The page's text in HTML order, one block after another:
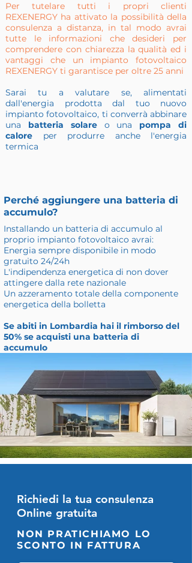
Per tutelare tutti i propri clienti
REXENERGY ha attivato la possibilità della
consulenza a distanza, in tal modo avrai
tutte le informazioni che desideri per
comprendere con chiarezza la qualità ed i
vantaggi che un impianto fotovoltaico
REXENERGY ti garantisce per oltre 25 anni
Sarai tu a valutare se, alimentati
dall'energia prodotta dal tuo nuovo
impianto fotovoltaico, ti converrà abbinare
una batteria solareo una pompa di
calore per produrre anche l'energia
termica
Perché aggiungere una batteria di
accumulo?
Installando un batteria di accumulo al
proprio impianto fotovoltaico avrai:
Energia sempre disponibile in modo
gratuito 24/24h
L'indipendenza energetica di non dover
attingere dalla rete nazionale
Un azzeramento totale della componente
energetica della bolletta
Se abiti in Lombardia hai il rimborso del
50% se acquisti una batteria di
accumulo
Richiedi la tua consulenza
Online gratuita
NON PRATICHIAMO LO
SCONTO IN FATTURA